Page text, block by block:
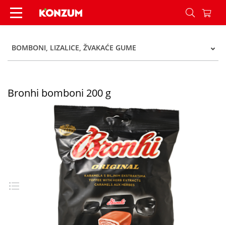
Bronhi bomboni 200 g - Konzum
BOMBONI, LIZALICE, ŽVAKAĆE GUME
Bronhi bomboni 200 g